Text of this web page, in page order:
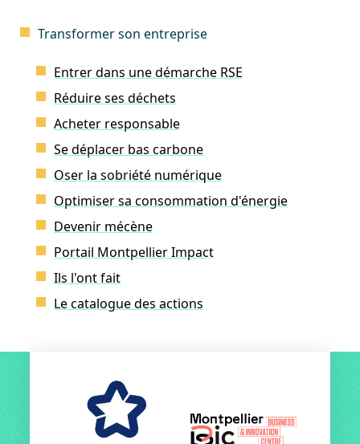
Transformer son entreprise
Entrer dans une démarche RSE
Réduire ses déchets
Acheter responsable
Se déplacer bas carbone
Oser la sobriété numérique
Optimiser sa consommation d'énergie
Devenir mécène
Portail Montpellier Impact
Ils l'ont fait
Le catalogue des actions